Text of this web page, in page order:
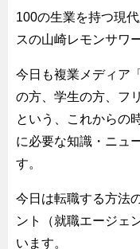
100の生業を持つ現
スの山崎レモンサワ
今日も複業メディア
の方、学生の方、フ
という、これからの
に必要な知識・ニュ
す。
今日は転職する方法
ント（就職エージェ
います。